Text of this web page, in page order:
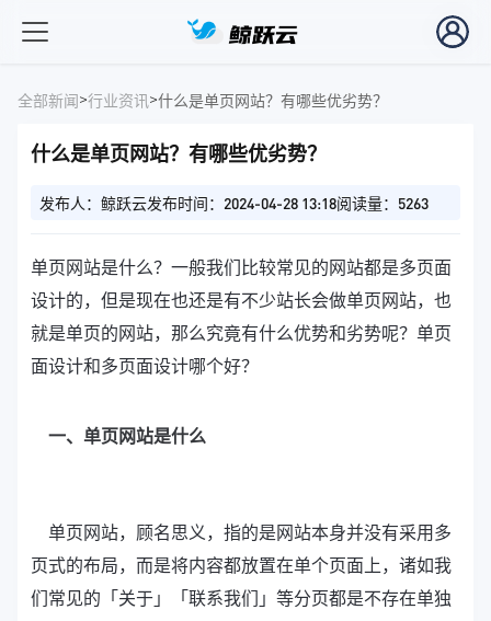
全部新闻>行业资讯>什么是单页网站？有哪些优劣势？
什么是单页网站？有哪些优劣势？
发布人：鲸跃云发布时间：2024-04-28 13:18阅读量：5263
单页网站是什么？一般我们比较常见的网站都是多页面
设计的，但是现在也还是有不少站长会做单页网站，也
就是单页的网站，那么究竟有什么优势和劣势呢？单页
面设计和多页面设计哪个好？
一、单页网站是什么
单页网站，顾名思义，指的是网站本身并没有采用多
页式的布局，而是将内容都放置在单个页面上，诸如我
们常见的「关于」「联系我们」等分页都是不存在单独